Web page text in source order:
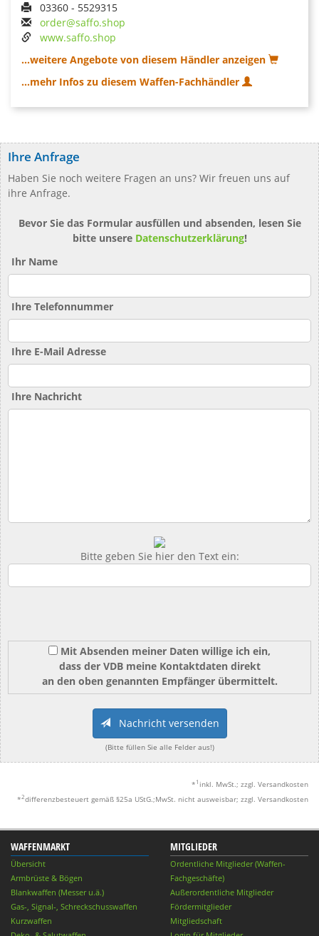
03360 - 5529315
order@saffo.shop
www.saffo.shop
...weitere Angebote von diesem Händler anzeigen
...mehr Infos zu diesem Waffen-Fachhändler
Ihre Anfrage
Haben Sie noch weitere Fragen an uns? Wir freuen uns auf
ihre Anfrage.
Bevor Sie das Formular ausfüllen und absenden, lesen Sie
bitte unsere Datenschutzerklärung!
Ihr Name
Ihre Telefonnummer
Ihre E-Mail Adresse
Ihre Nachricht
Bitte geben Sie hier den Text ein:
Mit Absenden meiner Daten willige ich ein,
dass der VDB meine Kontaktdaten direkt
an den oben genannten Empfänger übermittelt.
Nachricht versenden
(Bitte füllen Sie alle Felder aus!)
* 1 inkl. MwSt.; zzgl. Versandkosten
*2differenzbesteuert gemäß §25a UStG.;MwSt. nicht ausweisbar; zzgl. Versandkosten
WAFFENMARKT
Übersicht
Armbrüste & Bögen
Blankwaffen (Messer u.ä.)
Gas-, Signal-, Schreckschusswaffen
Kurzwaffen
MITGLIEDER
Ordentliche Mitglieder (Waffen-
Fachgeschäfte)
Außerordentliche Mitglieder
Fördermitglieder
Mitgliedschaft